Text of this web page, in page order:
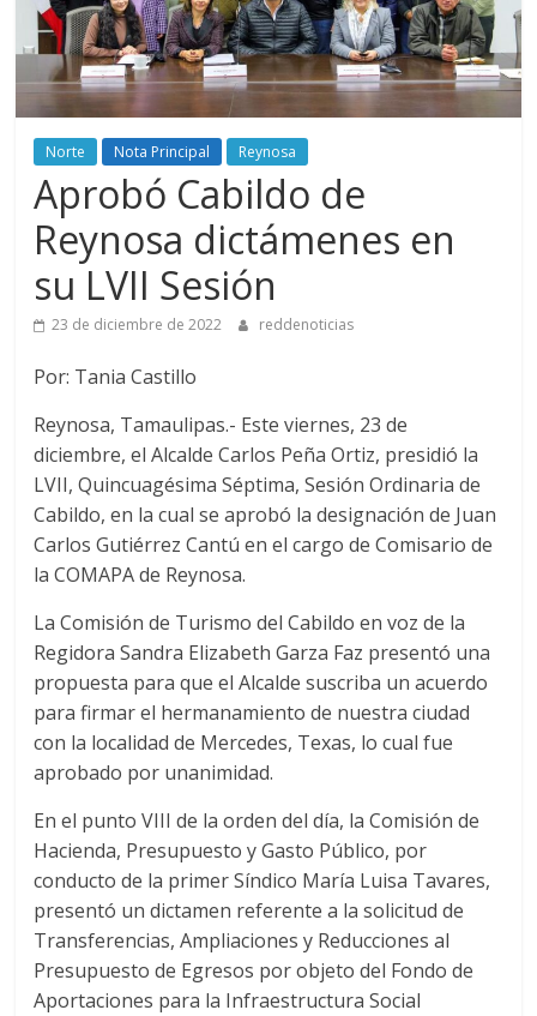
Norte Nota Principal Reynosa
Aprobó Cabildo de
Reynosa dictámenes en
su LVII Sesión
23 de diciembre de 2022 reddenoticias
Por: Tania Castillo
Reynosa, Tamaulipas.- Este viernes, 23 de
diciembre, el Alcalde Carlos Peña Ortiz, presidió la
LVII, Quincuagésima Séptima, Sesión Ordinaria de
Cabildo, en la cual se aprobó la designación de Juan
Carlos Gutiérrez Cantú en el cargo de Comisario de
la COMAPA de Reynosa.
La Comisión de Turismo del Cabildo en voz de la
Regidora Sandra Elizabeth Garza Faz presentó una
propuesta para que el Alcalde suscriba un acuerdo
para firmar el hermanamiento de nuestra ciudad
con la localidad de Mercedes, Texas, lo cual fue
aprobado por unanimidad.
En el punto VIII de la orden del día, la Comisión de
Hacienda, Presupuesto y Gasto Público, por
conducto de la primer Síndico María Luisa Tavares,
presentó un dictamen referente a la solicitud de
Transferencias, Ampliaciones y Reducciones al
Presupuesto de Egresos por objeto del Fondo de
Aportaciones para la Infraestructura Social